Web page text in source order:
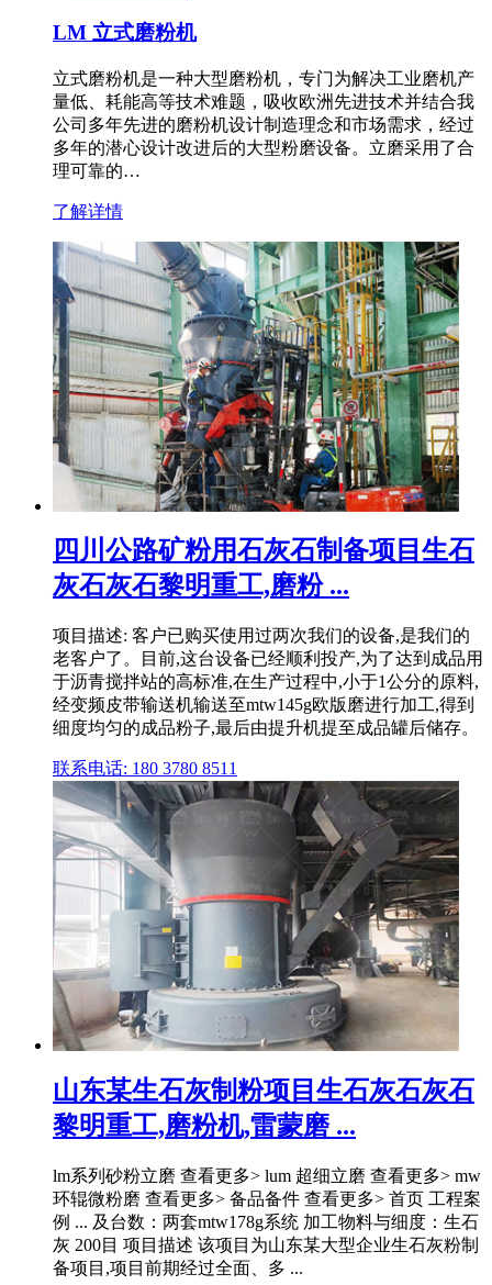
LM 立式磨粉机
立式磨粉机是一种大型磨粉机，专门为解决工业磨机产
量低、耗能高等技术难题，吸收欧洲先进技术并结合我
公司多年先进的磨粉机设计制造理念和市场需求，经过
多年的潜心设计改进后的大型粉磨设备。立磨采用了合
理可靠的…
了解详情
四川公路矿粉用石灰石制备项目生石
灰石灰石黎明重工,磨粉 ...
项目描述: 客户已购买使用过两次我们的设备,是我们的
老客户了。目前,这台设备已经顺利投产,为了达到成品用
于沥青搅拌站的高标准,在生产过程中,小于1公分的原料,
经变频皮带输送机输送至mtw145g欧版磨进行加工,得到
细度均匀的成品粉子,最后由提升机提至成品罐后储存。
联系电话: 180 3780 8511
山东某生石灰制粉项目生石灰石灰石
黎明重工,磨粉机,雷蒙磨 ...
lm系列砂粉立磨 查看更多> lum 超细立磨 查看更多> mw
环辊微粉磨 查看更多> 备品备件 查看更多> 首页 工程案
例 ... 及台数：两套mtw178g系统 加工物料与细度：生石
灰 200目 项目描述 该项目为山东某大型企业生石灰粉制
备项目,项目前期经过全面、多 ...